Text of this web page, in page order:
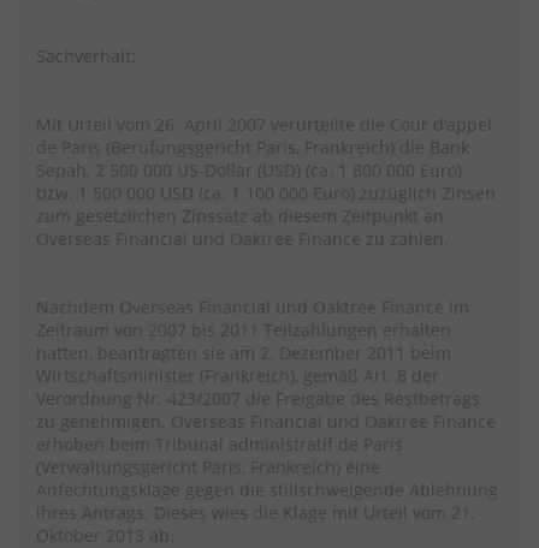
Sachverhalt:
Mit Urteil vom 26. April 2007 verurteilte die Cour d’appel
de Paris (Berufungsgericht Paris, Frankreich) die Bank
Sepah, 2 500 000 US-Dollar (USD) (ca. 1 800 000 Euro)
bzw. 1 500 000 USD (ca. 1 100 000 Euro) zuzüglich Zinsen
zum gesetzlichen Zinssatz ab diesem Zeitpunkt an
Overseas Financial und Oaktree Finance zu zahlen.
Nachdem Overseas Financial und Oaktree Finance im
Zeitraum von 2007 bis 2011 Teilzahlungen erhalten
hatten, beantragten sie am 2. Dezember 2011 beim
Wirtschaftsminister (Frankreich), gemäß Art. 8 der
Verordnung Nr. 423/2007 die Freigabe des Restbetrags
zu genehmigen. Overseas Financial und Oaktree Finance
erhoben beim Tribunal administratif de Paris
(Verwaltungsgericht Paris, Frankreich) eine
Anfechtungsklage gegen die stillschweigende Ablehnung
ihres Antrags. Dieses wies die Klage mit Urteil vom 21.
Oktober 2013 ab.